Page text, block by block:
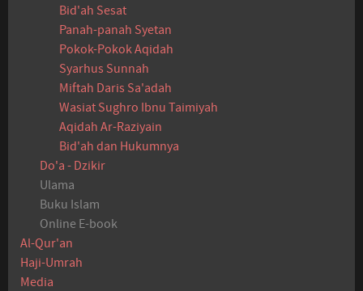
Bid'ah Sesat
Panah-panah Syetan
Pokok-Pokok Aqidah
Syarhus Sunnah
Miftah Daris Sa'adah
Wasiat Sughro Ibnu Taimiyah
Aqidah Ar-Raziyain
Bid'ah dan Hukumnya
Do'a - Dzikir
Ulama
Buku Islam
Online E-book
Al-Qur'an
Haji-Umrah
Media